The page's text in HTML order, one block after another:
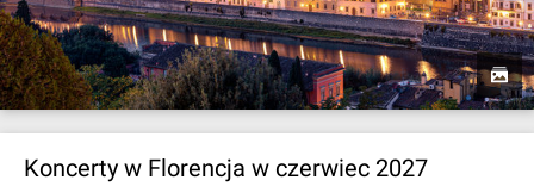
Koncerty w Florencja w czerwiec 2027